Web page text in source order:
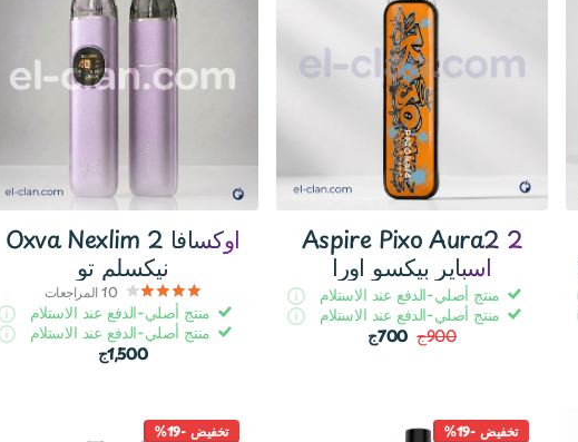
Aspire Pixo Aura2 2
اسباير بيكسو اورا
منتج أصلي-الدفع عند الاستلام
منتج أصلي-الدفع عند الاستلام
900ج
700ج
Oxva Nexlim 2 اوكسافا
نيكسلم تو
10المراجعات
منتج أصلي-الدفع عند الاستلام
منتج أصلي-الدفع عند الاستلام
1,500ج
تخفيض -19% تخفيض -19%